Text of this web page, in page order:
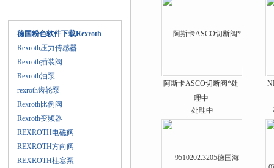
德国粉色软件下载Rexroth
Rexroth压力传感器
Rexroth插装阀
Rexroth油泵
rexroth齿轮泵
Rexroth比例阀
Rexroth变频器
REXROTH电磁阀
REXROTH方向阀
REXROTH柱塞泵
阿斯卡ASCO切断阀*处
理中